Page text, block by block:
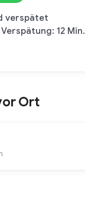
verspätet
12 Min.
Ort